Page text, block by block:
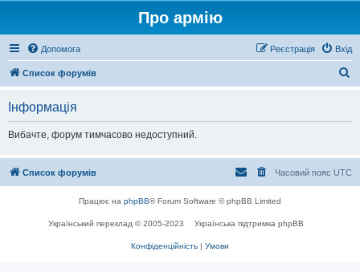
Про армію
Допомога Вхід
Реєстрація
Список форумів
Інформація
Вибачте, форум тимчасово недоступний.
Список форумів Часовий пояс UTC
Працює на phpBB® Forum Software © phpBB Limited
Український переклад © 2005-2023 Українська підтримка phpBB
Конфіденційність | Умови